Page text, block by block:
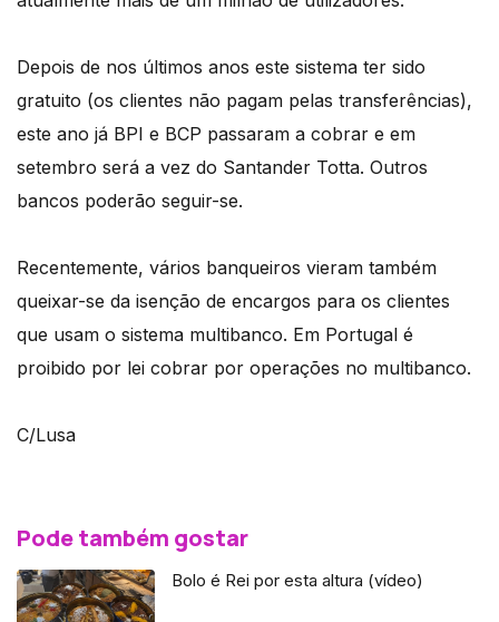
Depois de nos últimos anos este sistema ter sido
gratuito (os clientes não pagam pelas transferências),
este ano já BPI e BCP passaram a cobrar e em
setembro será a vez do Santander Totta. Outros
bancos poderão seguir-se.
Recentemente, vários banqueiros vieram também
queixar-se da isenção de encargos para os clientes
que usam o sistema multibanco. Em Portugal é
proibido por lei cobrar por operações no multibanco.
C/Lusa
Pode também gostar
Bolo é Rei por esta altura (vídeo)